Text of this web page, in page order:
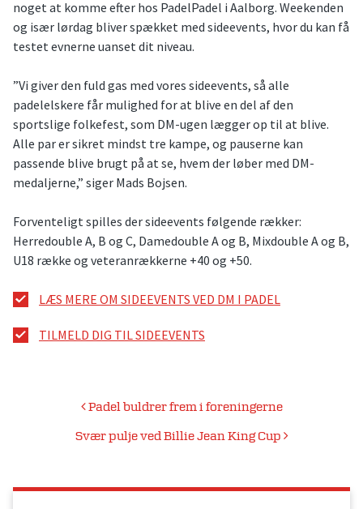
noget at komme efter hos PadelPadel i Aalborg. Weekenden
og især lørdag bliver spækket med sideevents, hvor du kan få
testet evnerne uanset dit niveau.
”Vi giver den fuld gas med vores sideevents, så alle
padelelskere får mulighed for at blive en del af den
sportslige folkefest, som DM-ugen lægger op til at blive.
Alle par er sikret mindst tre kampe, og pauserne kan
passende blive brugt på at se, hvem der løber med DM-
medaljerne,” siger Mads Bojsen.
Forventeligt spilles der sideevents følgende rækker:
Herredouble A, B og C, Damedouble A og B, Mixdouble A og B,
U18 række og veteranrækkerne +40 og +50.
LÆS MERE OM SIDEEVENTS VED DM I PADEL
TILMELD DIG TIL SIDEEVENTS
Indlægsnavigation
Padel buldrer frem i foreningerne
Svær pulje ved Billie Jean King Cup